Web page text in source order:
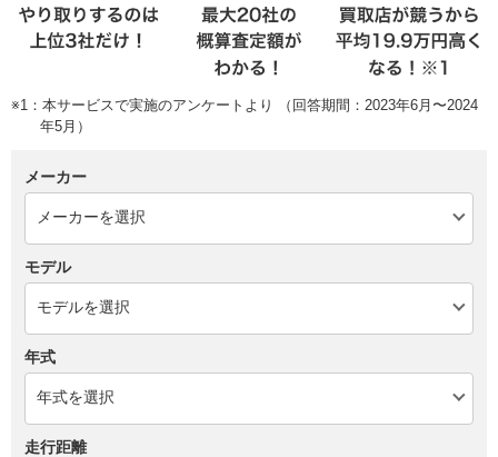
※1：本サービスで実施のアンケートより （回答期間：2023年6月〜2024
年5月）
メーカー
モデル
年式
走行距離